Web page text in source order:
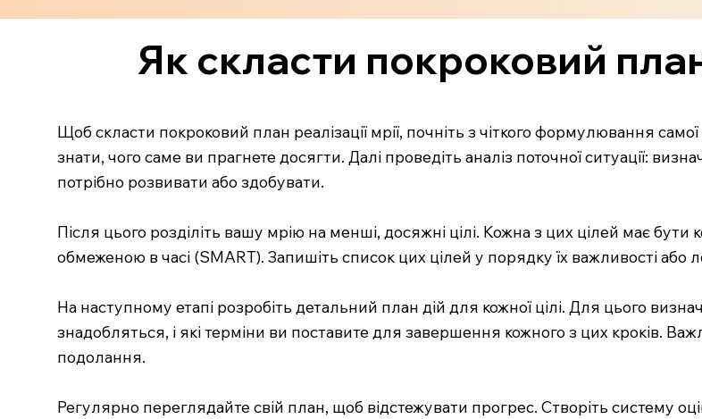
Як скласти покроковий план
Щоб скласти покроковий план реалізації мрії, почніть з чіткого формулювання
знати, чого саме ви прагнете досягти. Далі проведіть аналіз поточної ситуації:
потрібно розвивати або здобувати.
Після цього розділіть вашу мрію на менші, досяжні цілі. Кожна з цих цілей має
обмеженою в часі (SMART). Запишіть список цих цілей у порядку їх важливості або
На наступному етапі розробіть детальний план дій для кожної цілі. Для цього
знадобляться, і які терміни ви поставите для завершення кожного з цих кроків.
подолання.
Регулярно переглядайте свій план, щоб відстежувати прогрес. Створіть систему